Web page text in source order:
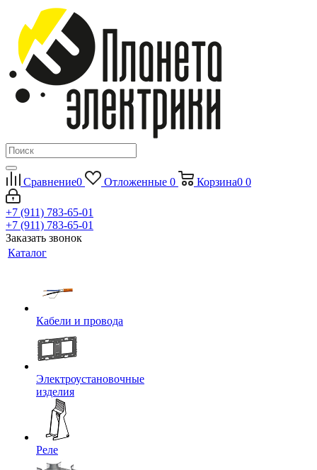
Сравнение0 Отложенные 0 Корзина0 0
+7 (911) 783-65-01
+7 (911) 783-65-01
Заказать звонок
Каталог
Кабели и провода
Электроустановочные
изделия
Реле